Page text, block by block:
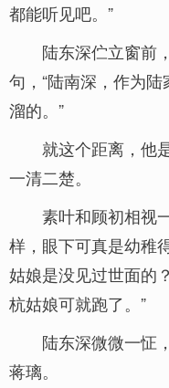
都能听见吧。”
陆东深伫立窗前
句，“陆南深，作为
溜的。”
就这个距离，他
一清二楚。
素叶和顾初相视
样，眼下可真是幼稚
姑娘是没见过世面的
杭姑娘可就跑了。”
陆东深微微一怔
蒋璃。